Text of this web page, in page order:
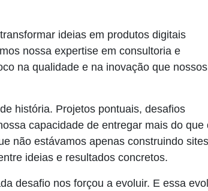
ideias em produtos digitais
nossa expertise em consultoria e
na qualidade e na inovação que nossos
história. Projetos pontuais, desafios
capacidade de entregar mais do que
não estávamos apenas construindo
ideias e resultados concretos.
desafio nos forçou a evoluir. E essa